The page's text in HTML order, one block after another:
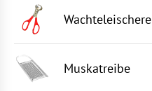
Wachteleischere
Muskatreibe